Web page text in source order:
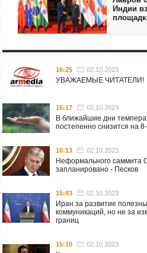
Индии
16:25 02.10.2023
УВАЖАЕМЫЕ ЧИТАТЕЛИ!
16:17 02.10.2023
В ближайшие дни
постепенно снизится на
16:13 02.10.2023
Неформального саммита
запланировано - Песков
15:43 02.10.2023
Иран за развитие
коммуникаций, но не за
границ
15:10 02.10.2023